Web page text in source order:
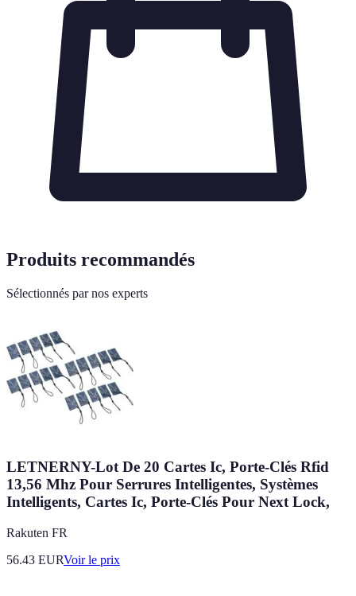
Produits recommandés
Sélectionnés par nos experts
LETNERNY-Lot De 20 Cartes Ic, Porte-Clés Rfid
13,56 Mhz Pour Serrures Intelligentes, Systèmes
Intelligents, Cartes Ic, Porte-Clés Pour Next Lock,
Rakuten FR
56.43 EURVoir le prix